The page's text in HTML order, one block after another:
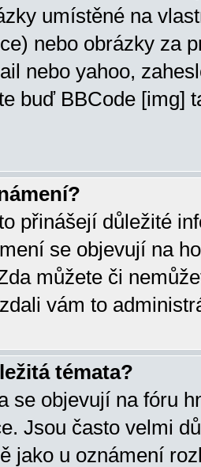
umístěné na
nebo obrázky za
nebo yahoo,
buď BBCode [img]
přinášejí důležité
se objevují na
můžete či
vám to
témata?
se objevují na fóru
Jsou často velmi
jako u oznámení